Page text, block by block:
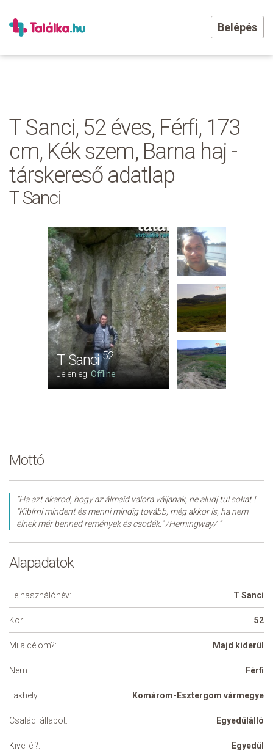
Belépés
T Sanci, 52 éves, Férfi, 173
cm, Kék szem, Barna haj -
társkereső adatlap
T Sanci
T Sanci52
Jelenleg: Offline
Mottó
“Ha azt akarod, hogy az álmaid valora váljanak, ne aludj tul sokat !
"Kibírni mindent és menni mindig tovább, még akkor is, ha nem
élnek már benned remények és csodák." /Hemingway/ ”
Alapadatok
Felhasználónév: T Sanci
Kor: 52
Mi a célom?: Majd kiderül
Nem: Férfi
Lakhely: Komárom-Esztergom vármegye
Családi állapot: Egyedülálló
Kivel él?: Egyedül